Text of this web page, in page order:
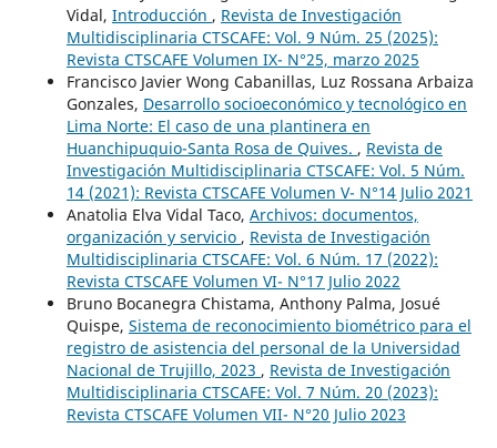
Vidal, Introducción , Revista de Investigación
Multidisciplinaria CTSCAFE: Vol. 9 Núm. 25 (2025):
Revista CTSCAFE Volumen IX- N°25, marzo 2025
Francisco Javier Wong Cabanillas, Luz Rossana Arbaiza
Gonzales, Desarrollo socioeconómico y tecnológico en
Lima Norte: El caso de una plantinera en
Huanchipuquio-Santa Rosa de Quives. , Revista de
Investigación Multidisciplinaria CTSCAFE: Vol. 5 Núm.
14 (2021): Revista CTSCAFE Volumen V- N°14 Julio 2021
Anatolia Elva Vidal Taco, Archivos: documentos,
organización y servicio , Revista de Investigación
Multidisciplinaria CTSCAFE: Vol. 6 Núm. 17 (2022):
Revista CTSCAFE Volumen VI- N°17 Julio 2022
Bruno Bocanegra Chistama, Anthony Palma, Josué
Quispe, Sistema de reconocimiento biométrico para el
registro de asistencia del personal de la Universidad
Nacional de Trujillo, 2023 , Revista de Investigación
Multidisciplinaria CTSCAFE: Vol. 7 Núm. 20 (2023):
Revista CTSCAFE Volumen VII- N°20 Julio 2023